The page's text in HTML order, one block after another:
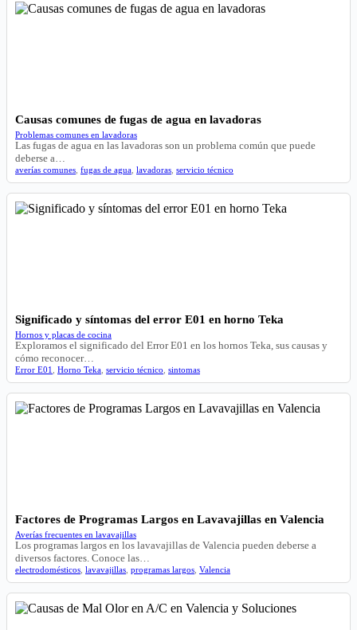
Causas comunes de fugas de agua en lavadoras
Problemas comunes en lavadoras
Las fugas de agua en las lavadoras son un problema común que puede
deberse a…
averías comunes fugas de agua lavadoras servicio técnico
Significado y síntomas del error E01 en horno Teka
Hornos y placas de cocina
Exploramos el significado del Error E01 en los hornos Teka, sus causas y
cómo reconocer…
Error E01 Horno Teka servicio técnico sintomas
Factores de Programas Largos en Lavavajillas en Valencia
Averías frecuentes en lavavajillas
Los programas largos en los lavavajillas de Valencia pueden deberse a
diversos factores. Conoce las…
electrodomésticos lavavajillas programas largos Valencia